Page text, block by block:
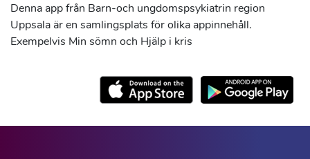
Denna app från Barn-och ungdomspsykiatrin region
Uppsala är en samlingsplats för olika appinnehåll.
Exempelvis Min sömn och Hjälp i kris